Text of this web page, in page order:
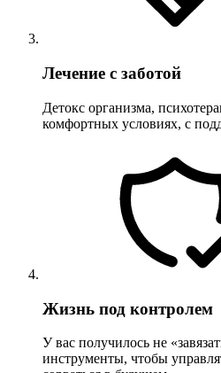
Лечение с заботой
Детокс организма,
комфортных условиях, с
Жизнь под контролем
У вас получилось не
инструменты, чтобы